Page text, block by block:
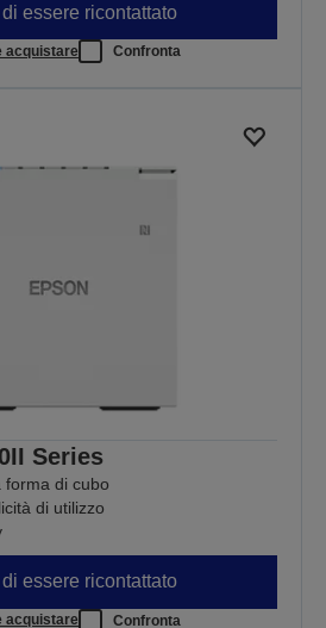
essere ricontattato
acquistare Confronta
Series
forma di cubo
di utilizzo
essere ricontattato
acquistare Confronta